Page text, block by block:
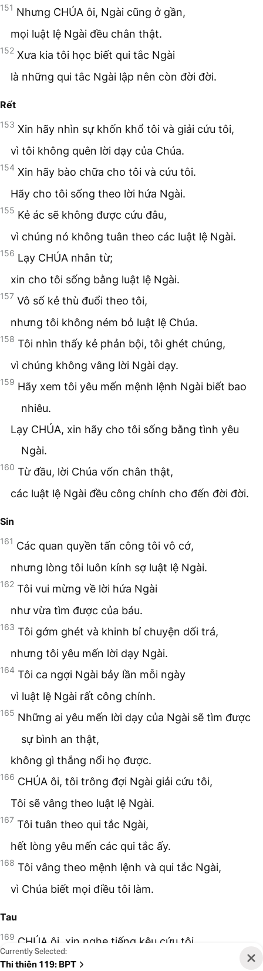
151 Nhưng CHÚA ôi, Ngài cũng ở gần,
mọi luật lệ Ngài đều chân thật.
152 Xưa kia tôi học biết qui tắc Ngài
là những qui tắc Ngài lập nên còn đời đời.
Rết
153 Xin hãy nhìn sự khốn khổ tôi và giải cứu tôi,
vì tôi không quên lời dạy của Chúa.
154 Xin hãy bào chữa cho tôi và cứu tôi.
Hãy cho tôi sống theo lời hứa Ngài.
155 Kẻ ác sẽ không được cứu đâu,
vì chúng nó không tuân theo các luật lệ Ngài.
156 Lạy CHÚA nhân từ;
xin cho tôi sống bằng luật lệ Ngài.
157 Vô số kẻ thù đuổi theo tôi,
nhưng tôi không ném bỏ luật lệ Chúa.
158 Tôi nhìn thấy kẻ phản bội, tôi ghét chúng,
vì chúng không vâng lời Ngài dạy.
159 Hãy xem tôi yêu mến mệnh lệnh Ngài biết bao
nhiêu.
Lạy CHÚA, xin hãy cho tôi sống bằng tình yêu
Ngài.
160 Từ đầu, lời Chúa vốn chân thật,
các luật lệ Ngài đều công chính cho đến đời đời.
Sin
161 Các quan quyền tấn công tôi vô cớ,
nhưng lòng tôi luôn kính sợ luật lệ Ngài.
162 Tôi vui mừng về lời hứa Ngài
như vừa tìm được của báu.
163 Tôi gớm ghét và khinh bỉ chuyện dối trá,
nhưng tôi yêu mến lời dạy Ngài.
164 Tôi ca ngợi Ngài bảy lần mỗi ngày
vì luật lệ Ngài rất công chính.
165 Những ai yêu mến lời dạy của Ngài sẽ tìm được
sự bình an thật,
không gì thắng nổi họ được.
166 CHÚA ôi, tôi trông đợi Ngài giải cứu tôi,
Tôi sẽ vâng theo luật lệ Ngài.
167 Tôi tuân theo qui tắc Ngài,
hết lòng yêu mến các qui tắc ấy.
168 Tôi vâng theo mệnh lệnh và qui tắc Ngài,
vì Chúa biết mọi điều tôi làm.
Tau
169 CHÚA ôi, xin nghe tiếng kêu cứu tôi.
Nguyện lời Ngài giúp cho tôi hiểu.
Currently Selected:
Thi thiên 119: BPT